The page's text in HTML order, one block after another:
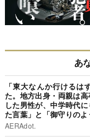
あ
「東大なんか行けるは
た。地方出身・両親は
した男性が、中学時代
た言葉」と「御守りの
AERAdot.